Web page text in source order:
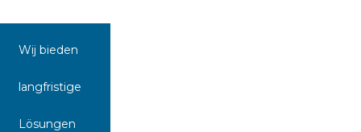
Wij bieden
langfristige
Lösungen